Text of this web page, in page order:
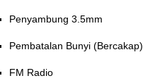
Penyambung 3.5mm
Pembatalan Bunyi (Bercakap)
FM Radio